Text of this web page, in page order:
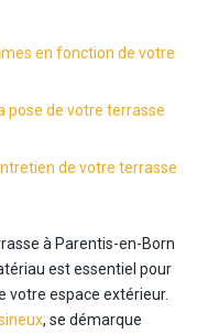
en fonction de votre
pose de votre terrasse
de votre terrasse
à Parentis-en-Born
est essentiel pour
votre espace extérieur.
, se démarque